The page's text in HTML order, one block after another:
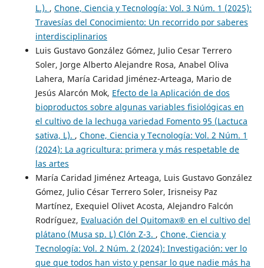
L.). , Chone, Ciencia y Tecnología: Vol. 3 Núm. 1 (2025):
Travesías del Conocimiento: Un recorrido por saberes
interdisciplinarios
Luis Gustavo González Gómez, Julio Cesar Terrero
Soler, Jorge Alberto Alejandre Rosa, Anabel Oliva
Lahera, María Caridad Jiménez-Arteaga, Mario de
Jesús Alarcón Mok, Efecto de la Aplicación de dos
bioproductos sobre algunas variables fisiológicas en
el cultivo de la lechuga variedad Fomento 95 (Lactuca
sativa, L). , Chone, Ciencia y Tecnología: Vol. 2 Núm. 1
(2024): La agricultura: primera y más respetable de
las artes
María Caridad Jiménez Arteaga, Luis Gustavo González
Gómez, Julio César Terrero Soler, Irisneisy Paz
Martínez, Exequiel Olivet Acosta, Alejandro Falcón
Rodríguez, Evaluación del Quitomax® en el cultivo del
plátano (Musa sp. L) Clón Z-3. , Chone, Ciencia y
Tecnología: Vol. 2 Núm. 2 (2024): Investigación: ver lo
que que todos han visto y pensar lo que nadie más ha